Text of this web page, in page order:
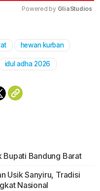
Powered by GliaStudios
hewan kurban
idul adha 2026
Bupati Bandung Barat
Usik Sanyiru, Tradisi
Nasional